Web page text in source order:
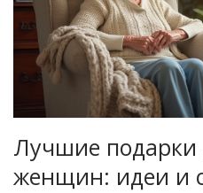
Лучшие
женщин: идеи и